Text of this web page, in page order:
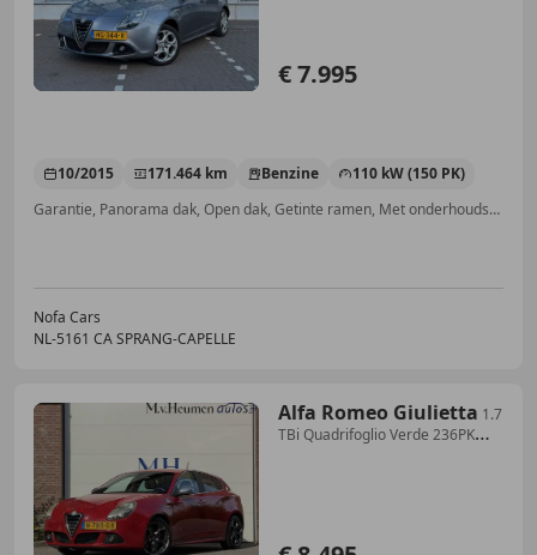
€ 7.995
10/2015 171.464 km Benzine
110 kW (150 PK)
Garantie, Panorama dak, Open dak, Getinte ramen, Met onderhoudshistorie, LED dagrijverlichting, Multifunctioneel stuurwiel, Airbag bestuurder
Nofa Cars
NL-5161 CA SPRANG-CAPELLE
Alfa Romeo Giulietta 1.7
TBi Quadrifoglio Verde 236PK